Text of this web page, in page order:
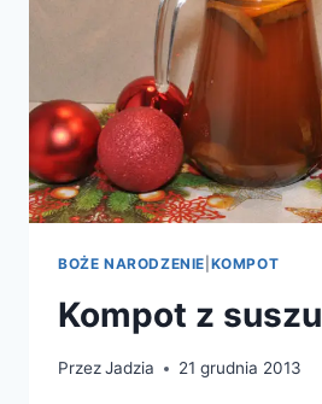
BOŻE NARODZENIE KOMPOT
Kompot z suszu
PrzezJadzia 21 grudnia 2013